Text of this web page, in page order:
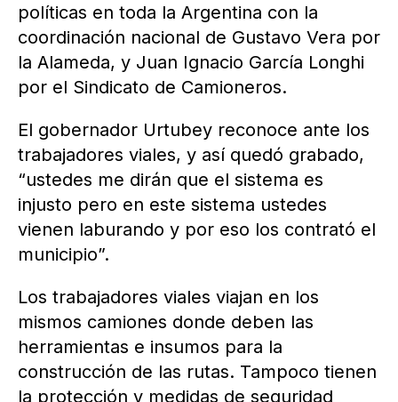
políticas en toda la Argentina con la
coordinación nacional de Gustavo Vera por
la Alameda, y Juan Ignacio García Longhi
por el Sindicato de Camioneros.
El gobernador Urtubey reconoce ante los
trabajadores viales, y así quedó grabado,
“ustedes me dirán que el sistema es
injusto pero en este sistema ustedes
vienen laburando y por eso los contrató el
municipio”.
Los trabajadores viales viajan en los
mismos camiones donde deben las
herramientas e insumos para la
construcción de las rutas. Tampoco tienen
la protección y medidas de seguridad